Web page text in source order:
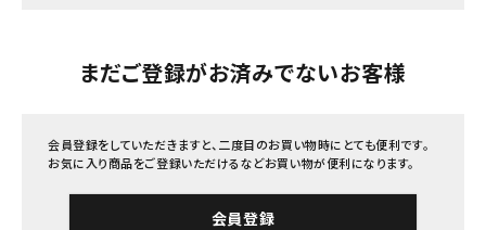
COLLABORATION BRAND
SEASON
CONTENTS
まだご登録がお済みでないお客様
会員登録をしていただきますと、二度目のお買い物時にとても便利です。
お気に入り商品をご登録いただけるなどお買い物が便利になります。
会員登録